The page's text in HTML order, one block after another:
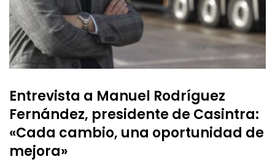
Entrevista a Manuel Rodríguez
Fernández, presidente de Casintra:
«Cada cambio, una oportunidad de
mejora»